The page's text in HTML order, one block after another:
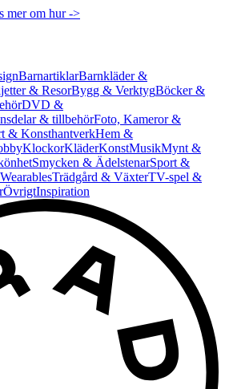
mer om hur ->
BarnartiklarBarnkläder &
& ResorBygg & VerktygBöcker &
DVD &
& tillbehörFoto, Kameror &
& KonsthantverkHem &
KlockorKläderKonstMusikMynt &
Smycken & ÄdelstenarSport &
Trädgård & VäxterTV-spel &
ÖvrigtInspiration